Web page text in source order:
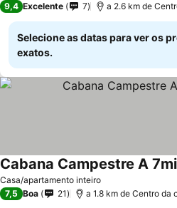
9,4 Excelente 7 a 2.6 km de
Selecione as datas para ver os
exatos.
Casa/apartamento inteiro
Cabana Campestre A
7,5 Boa 21 a 1.8 km de Centro da